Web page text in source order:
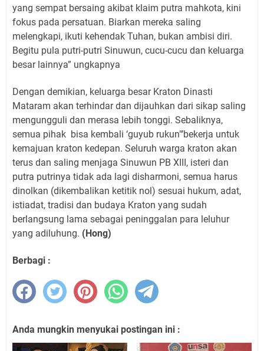
yang sempat bersaing akibat klaim putra mahkota, kini
fokus pada persatuan. Biarkan mereka saling
melengkapi, ikuti kehendak Tuhan, bukan ambisi diri.
Begitu pula putri-putri Sinuwun, cucu-cucu dan keluarga
besar lainnya” ungkapnya
Dengan demikian, keluarga besar Kraton Dinasti
Mataram akan terhindar dan dijauhkan dari sikap saling
mengungguli dan merasa lebih tonggi. Sebaliknya,
semua pihak bisa kembali ‘guyub rukun"’bekerja untuk
kemajuan kraton kedepan. Seluruh warga kraton akan
terus dan saling menjaga Sinuwun PB XIII, isteri dan
putra putrinya tidak ada lagi disharmoni, semua harus
dinolkan (dikembalikan ketitik nol) sesuai hukum, adat,
istiadat, tradisi dan budaya Kraton yang sudah
berlangsung lama sebagai peninggalan para leluhur
yang adiluhung. (Hong)
Berbagi :
Anda mungkin menyukai postingan ini :